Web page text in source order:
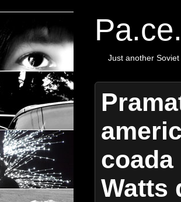
Just another
Watts